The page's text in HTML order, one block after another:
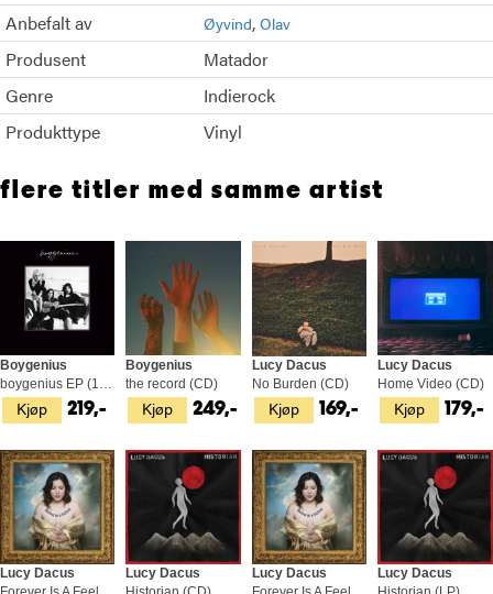
Anbefalt av
Øyvind Olav
Produsent
Matador
Genre
Indierock
Produkttype
Vinyl
flere titler med samme artist
Kjøp
Boygenius
boygenius EP (12")
219,- Kjøp
Boygenius
the record (CD)
249,- Kjøp
Lucy Dacus
No Burden (CD)
169,- Kjøp
Lucy Dacus
Home Video (CD)
179,-
Lucy Dacus
Lucy Dacus
Lucy Dacus
Lucy Dacus